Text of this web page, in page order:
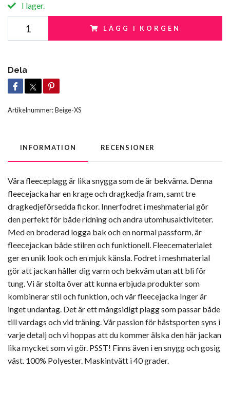
I lager.
LÄGG I KORGEN
Dela
Artikelnummer:Beige-XS
INFORMATION RECENSIONER
Våra fleeceplagg är lika snygga som de är bekväma. Denna
fleecejacka har en krage och dragkedja fram, samt tre
dragkedjeförsedda fickor. Innerfodret i meshmaterial gör
den perfekt för både ridning och andra utomhusaktiviteter.
Med en broderad logga bak och en normal passform, är
fleecejackan både stilren och funktionell. Fleecematerialet
ger en unik look och en mjuk känsla. Fodret i meshmaterial
gör att jackan håller dig varm och bekväm utan att bli för
tung. Vi är stolta över att kunna erbjuda produkter som
kombinerar stil och funktion, och vår fleecejacka Inger är
inget undantag. Det är ett mångsidigt plagg som passar både
till vardags och vid träning. Vår passion för hästsporten syns i
varje detalj och vi hoppas att du kommer älska den här jackan
lika mycket som vi gör. PSST! Finns även i en snygg och gosig
väst. 100% Polyester. Maskintvätt i 40 grader.